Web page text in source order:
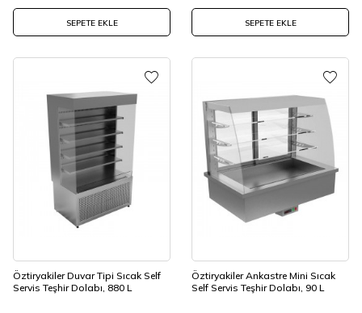
SEPETE EKLE SEPETE EKLE
Öztiryakiler Duvar Tipi Sıcak Self
Servis Teşhir Dolabı, 880 L
Öztiryakiler Ankastre Mini Sıcak
Self Servis Teşhir Dolabı, 90 L